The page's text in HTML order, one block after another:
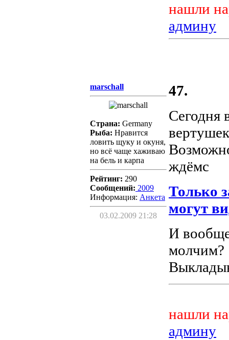
нашли
админу
marschall
Страна: Germany
Рыба: Нравится
ловить щуку и окуня,
но всё чаще хаживаю
на бель и карпа
Рейтинг: 290
Сообщений: 2009
Информация: Aнкета
03.02.2009 21:28
47.
Сегодня
ждёмс
Только
могут
И
молчим?
нашли
админу